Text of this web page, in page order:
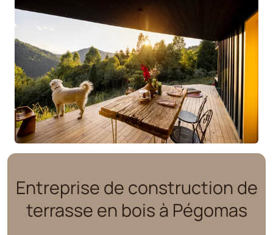
Entreprise de construction de
terrasse en bois à Pégomas